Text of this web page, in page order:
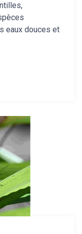
eaux douces et